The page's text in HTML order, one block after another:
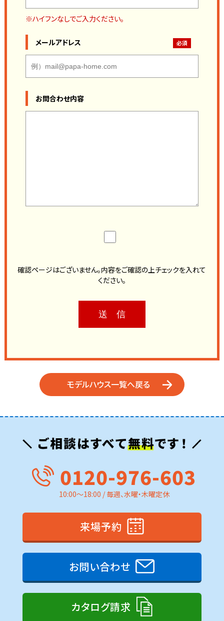
※ハイフンなしでご入力ください。
メールアドレス
お問合わせ内容
確認ページはございません。内容をご確認の上チェックを入れて
ください。
モデルハウス一覧へ戻る
0120-976-603
10:00～18:00 / 毎週、水曜・木曜定休
来場予約
お問い合わせ
カタログ請求